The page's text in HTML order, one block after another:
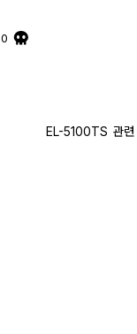
0
EL-5100TS 관